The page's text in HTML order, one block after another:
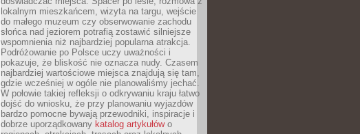
lokalnym mieszkańcem, wizyta na targu, wejście
do małego muzeum czy obserwowanie zachodu
słońca nad jeziorem potrafią zostawić silniejsze
wspomnienia niż najbardziej popularna atrakcja.
Podróżowanie po Polsce uczy uważności i
pokazuje, że bliskość nie oznacza nudy. Czasem
najbardziej wartościowe miejsca znajdują się tam,
gdzie wcześniej w ogóle nie planowaliśmy jechać.
W połowie takiej refleksji o odkrywaniu kraju łatwo
dojść do wniosku, że przy planowaniu wyjazdów
bardzo pomocne bywają przewodniki, inspiracje i
dobrze uporządkowany katalog artykułówo